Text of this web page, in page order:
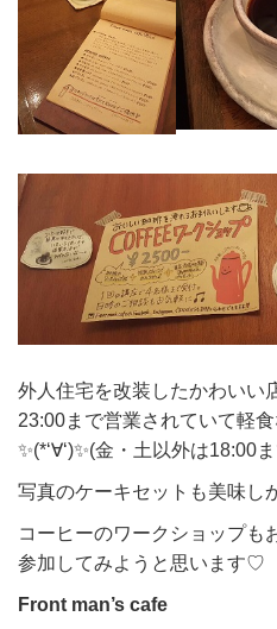
外人住宅を改装したかわいい
23:00まで営業されていて軽
✨(*‘∀‘)✨(金・土以外は18:00
写真のケーキセットも美味し
コーヒーのワークショップも
参加してみようと思います♡
Front man’s cafe